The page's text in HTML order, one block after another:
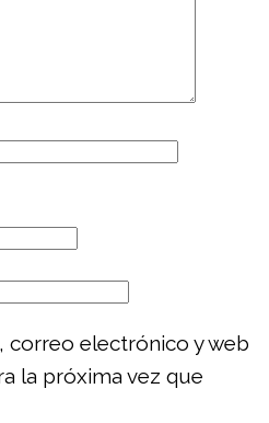
correo electrónico y web
la próxima vez que